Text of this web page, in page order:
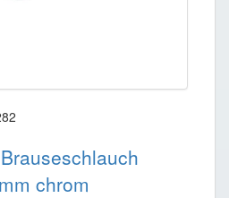
chrom